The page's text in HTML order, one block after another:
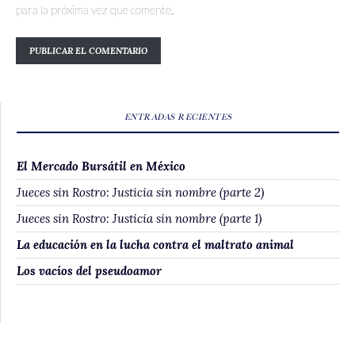
para la próxima vez que comente.
ENTRADAS RECIENTES
El Mercado Bursátil en México
Jueces sin Rostro: Justicia sin nombre (parte 2)
Jueces sin Rostro: Justicia sin nombre (parte 1)
La educación en la lucha contra el maltrato animal
Los vacíos del pseudoamor